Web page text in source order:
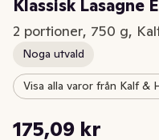
Klassisk Lasagne
2 portioner, 750 g,
Noga utvald
Visa alla varor från Kalf &
175,09 kr
Styckpris: 233,45 kr /kg